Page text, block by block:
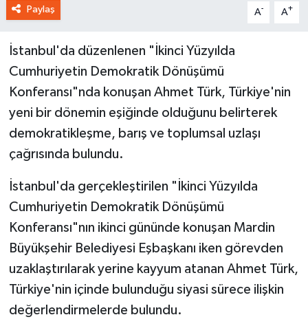
Paylaş A- A+
İstanbul'da düzenlenen "İkinci Yüzyılda
Cumhuriyetin Demokratik Dönüşümü
Konferansı"nda konuşan Ahmet Türk, Türkiye'nin
yeni bir dönemin eşiğinde olduğunu belirterek
demokratikleşme, barış ve toplumsal uzlaşı
çağrısında bulundu.
İstanbul'da gerçekleştirilen "İkinci Yüzyılda
Cumhuriyetin Demokratik Dönüşümü
Konferansı"nın ikinci gününde konuşan Mardin
Büyükşehir Belediyesi Eşbaşkanı iken görevden
uzaklaştırılarak yerine kayyum atanan Ahmet Türk,
Türkiye'nin içinde bulunduğu siyasi sürece ilişkin
değerlendirmelerde bulundu.